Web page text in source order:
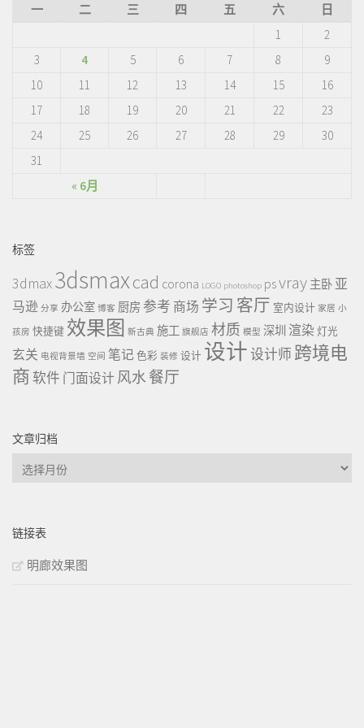
一
二 三 四 五 六 日
« 6月
1
2
3
4 5 6 7 8
9
10
11 12 13 14 15
16
17
18 19 20 21 22
23
24
25 26 27 28 29
30
31
标签
3dmax3dsmaxcad corona LOGO photoshop psvray 主卧 亚
马逊 分享 办公室 博客 厨房 参考 商场 学习 客厅 室内设计 家居 小
孩房 快捷键 效果图 新古典 施工 旗舰店 材质 模型 深圳 渲染 灯光
玄关 电视背景墙 空间 笔记 色彩 装修 设计 设计设计师 跨境电
商软件 门面设计 风水 餐厅
文章归档
文
链接表
明廊效果图